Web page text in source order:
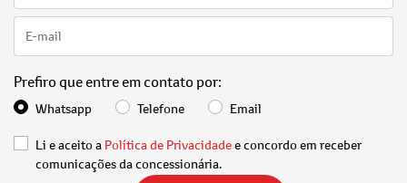
Prefiro que entre em contato por:
Whatsapp Telefone Email
Li e aceito a Política de Privacidadee concordo em receber
comunicações da concessionária.